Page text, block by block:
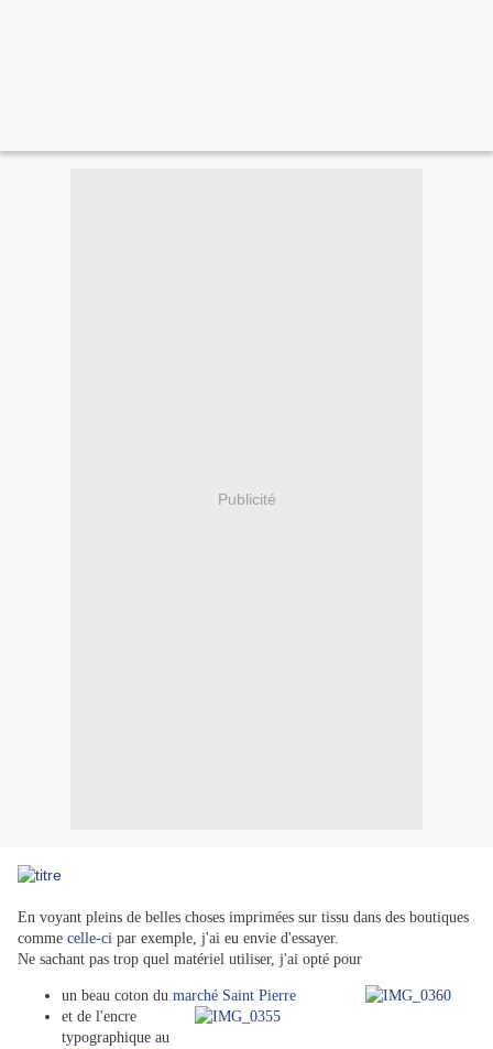
Publicité
En voyant pleins de belles choses imprimées sur tissu dans des boutiques
comme celle-ci par exemple, j'ai eu envie d'essayer.
Ne sachant pas trop quel matériel utiliser, j'ai opté pour
un beau coton du marché Saint Pierre
et de l'encre
typographique au